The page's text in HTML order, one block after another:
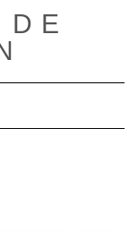
de navegación